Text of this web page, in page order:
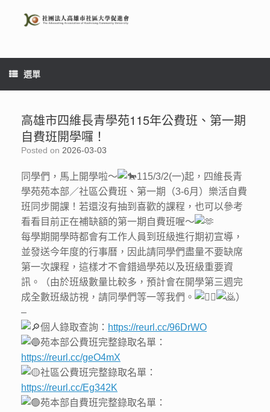
content
選單
高雄市四維長青學苑115年公費班、第一期
自費班開學囉！
Posted on 2026-03-03
同學們，馬上開學啦～
115/3/2(一)起，四維長青
學苑苑本部／社區公費班、第一期（3-6月）樂活自費
班同步開課！若還沒有抽到喜歡的課程，也可以參考
看看目前正在補缺額的第一期自費班喔～
每學期開學時都會有工作人員到班級進行期初宣導，
並發送今年度的行事曆，因此請同學們盡量不要缺席
第一次課程，這樣才不會錯過學苑以及班級重要資
訊。（由於班級數量比較多，預計會在開學第三週完
成全數班級訪視，請同學們等一等我們。
）
–
個人錄取查詢： https://reurl.cc/96DrWO
苑本部公費班完整錄取名單：
https://reurl.cc/geO4mX
社區公費班完整錄取名單：
https://reurl.cc/Eg342K
苑本部自費班完整錄取名單：